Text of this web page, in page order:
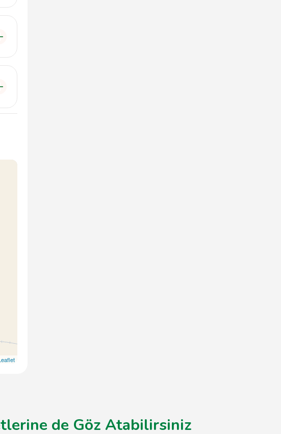
de Göz Atabilirsiniz